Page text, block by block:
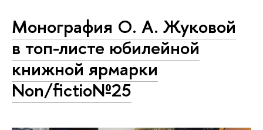
Монография О. А. Жуковой
в топ-листе юбилейной
книжной ярмарки
Non/fictio№25